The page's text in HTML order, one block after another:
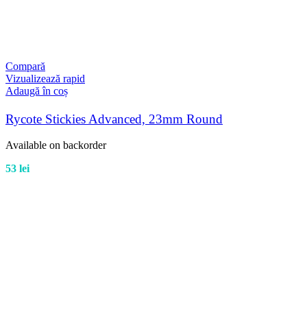
Compară
Vizualizează rapid
Adaugă în coș
Rycote Stickies Advanced, 23mm Round
Available on backorder
53 lei